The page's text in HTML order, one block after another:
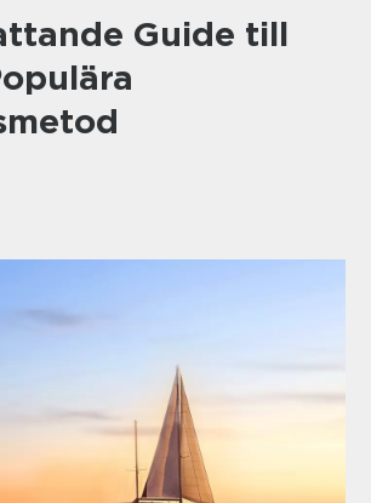
Guide till